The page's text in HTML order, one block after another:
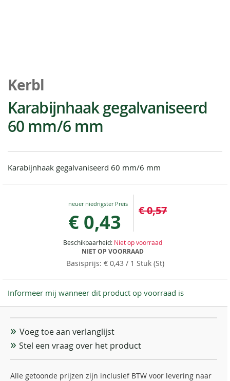
naar
het
begin
van
de
gallerij
Kerbl
Karabijnhaak gegalvaniseerd
60 mm/6 mm
Karabijnhaak gegalvaniseerd 60 mm/6 mm
Special
€ 0,43 € 0,57
€ 0,43 / 1 Stuk (St)
Beschikbaarheid: Niet op voorraad
NIET OP VOORRAAD
Informeer mij wanneer dit product op voorraad is
Voeg toe aan verlanglijst
Stel een vraag over het product
Alle getoonde prijzen zijn inclusief BTW voor levering naar